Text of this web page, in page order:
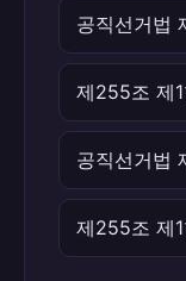
공직선거법
제255조 제
공직선거법
제255조 제